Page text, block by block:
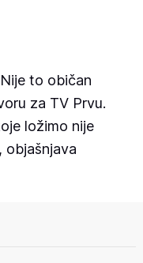
to običan
za TV Prvu.
ložimo nije
objašnjava